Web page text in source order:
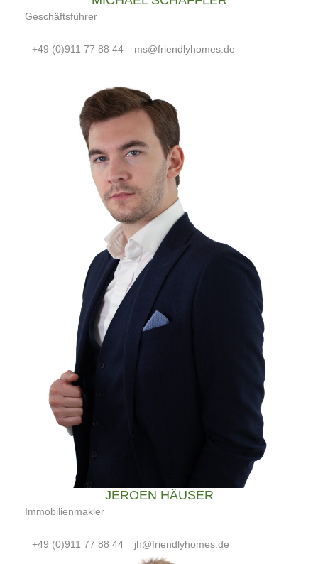
Geschäftsführer
+49 (0)911 77 88 44 ms@friendlyhomes.de
JEROEN HÄUSER
Immobilienmakler
+49 (0)911 77 88 44 jh@friendlyhomes.de